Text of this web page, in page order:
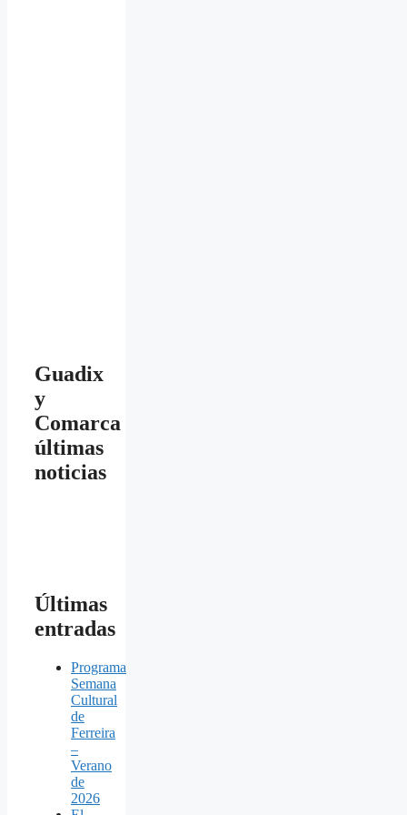
Guadix
y
Comarca
últimas
noticias
Últimas
entradas
Programa
Semana
Cultural
de
Ferreira
–
Verano
de
2026